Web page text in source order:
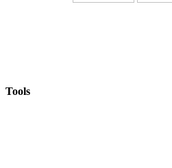
Tools